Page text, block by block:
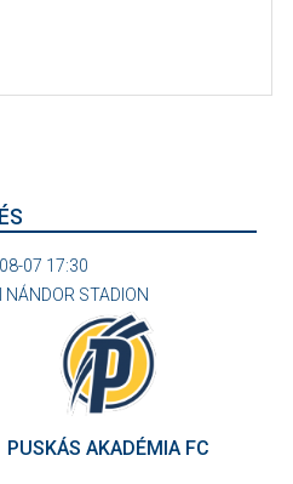
07 17:30
NÁNDOR STADION
PUSKÁS AKADÉMIA FC